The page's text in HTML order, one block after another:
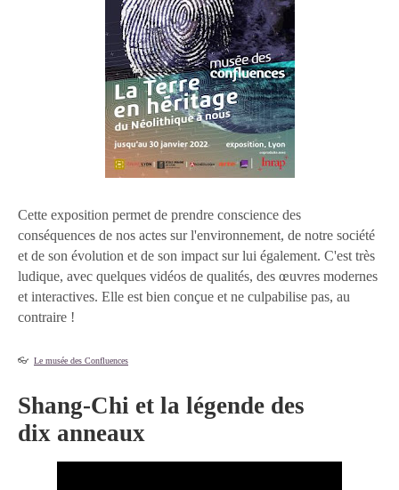
Cette exposition permet de prendre conscience des
conséquences de nos actes sur l'environnement, de notre société
et de son évolution et de son impact sur lui également. C'est très
ludique, avec quelques vidéos de qualités, des œuvres modernes
et interactives. Elle est bien conçue et ne culpabilise pas, au
contraire !
👓 Le musée des Confluences
Shang-Chi et la légende des
dix anneaux